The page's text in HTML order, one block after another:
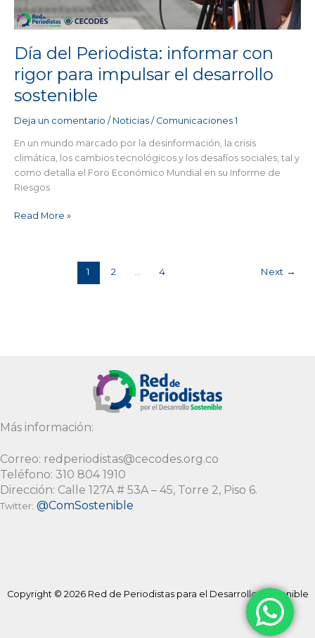
Día del Periodista: informar con
rigor para impulsar el desarrollo
sostenible
Deja un comentario / Noticias/ Comunicaciones 1
En un mundo marcado por la desinformación, la crisis
climática, los cambios tecnológicos y los desafíos sociales, tal y
como detalla el Foro Económico Mundial en su Informe de
Riesgos
impulsar
el
desarrollo
sostenible
Read More »
1 2 … 4 Next →
Más información:
Correo: redperiodistas@cecodes.org.co
Teléfono: 310 804 1910
Dirección: Calle 127A # 53A – 45, Torre 2, Piso 6.
Twitter: @ComSostenible
Copyright © 2026 Red de Periodistas para el Desarrollo Sostenible